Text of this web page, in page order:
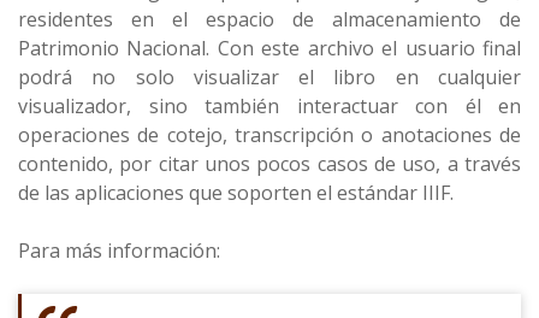
residentes en el espacio de almacenamiento de
Patrimonio Nacional. Con este archivo el usuario final
podrá no solo visualizar el libro en cualquier
visualizador, sino también interactuar con él en
operaciones de cotejo, transcripción o anotaciones de
contenido, por citar unos pocos casos de uso, a través
de las aplicaciones que soporten el estándar IIIF.
Para más información: